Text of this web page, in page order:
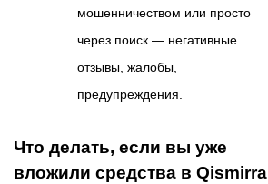
мошенничеством или просто
через поиск — негативные
отзывы, жалобы,
предупреждения.
Что делать, если вы уже
вложили средства в Qismirra